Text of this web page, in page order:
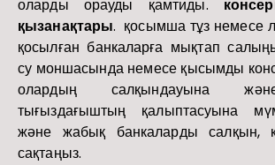
оларды орауды қамтиды.
қызанақтары. қосымша тұз немесе
қосылған банкаларға мықтап
су моншасында немесе қысымды
олардың салқындауына
тығыздағыштың қалыптасуына
және жабық банкаларды салқын,
сақтаңыз.